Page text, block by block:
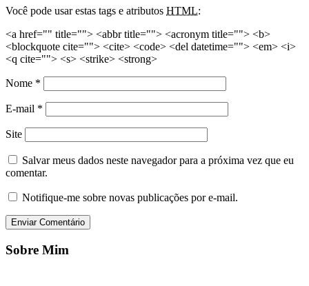
Você pode usar estas tags e atributos HTML:
<a href="" title=""> <abbr title=""> <acronym title=""> <b>
<blockquote cite=""> <cite> <code> <del datetime=""> <em> <i>
<q cite=""> <s> <strike> <strong>
Nome *
E-mail *
Site
Salvar meus dados neste navegador para a próxima vez que eu
comentar.
Notifique-me sobre novas publicações por e-mail.
Sobre Mim